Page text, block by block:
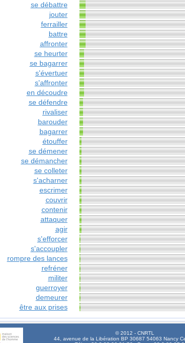
se débattre
jouter
ferrailler
battre
affronter
se heurter
se bagarrer
s'évertuer
s'affronter
en découdre
se défendre
rivaliser
barouder
bagarrer
étouffer
se démener
se démancher
se colleter
s'acharner
escrimer
couvrir
contenir
attaquer
agir
s'efforcer
s'accoupler
rompre des lances
refréner
militer
guerroyer
demeurer
être aux prises
© 2012 - CNRTL
44, avenue de la Libération BP 30687 54063 Nancy